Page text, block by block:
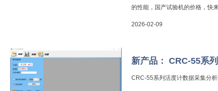
的性能，国产试验机的价格，快
2026-02-09
新产品： CRC-55系
CRC-55系列活度计数据采集分